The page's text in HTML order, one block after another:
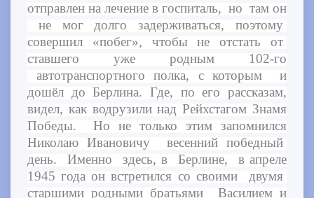
отправлен на лечение в госпиталь, но там он
не мог долго задерживаться, поэтому
совершил «побег», чтобы не отстать от
ставшего уже родным 102-го
автотранспортного полка, с которым и
дошёл до Берлина. Где, по его рассказам,
видел, как водрузили над Рейхстагом Знамя
Победы. Но не только этим запомнился
Николаю Ивановичу весенний победный
день. Именно здесь, в Берлине, в апреле
1945 года он встретился со своими двумя
старшими родными братьями Василием и